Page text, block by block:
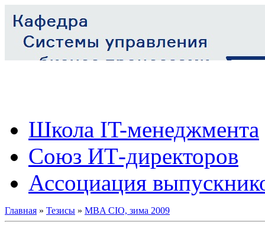
Школа IT-менеджмента
Союз ИТ-директоров
Ассоциация
Главная » Тезисы » MBA CIO, зима 2009